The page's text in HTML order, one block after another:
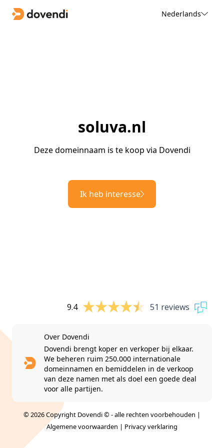
Nederlands
soluva.nl
Deze domeinnaam is te koop via Dovendi
Ik heb interesse
9.4 51 reviews
Over Dovendi
Dovendi brengt koper en verkoper bij elkaar.
We beheren ruim 250.000 internationale
domeinnamen en bemiddelen in de verkoop
van deze namen met als doel een goede deal
voor alle partijen.
© 2026 Copyright Dovendi © - alle rechten voorbehouden |
Algemene voorwaarden | Privacy verklaring